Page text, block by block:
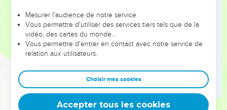
pas dans les tombes des rois.
Voici ceux qui conspirèrent contre lui : Zabad, fils de
Chimeath, (femme) Ammonite, et Yozabad, fils de Chimrith,
(femme) Moabite.
Quant à ses fils, au grand nombre de prophéties contre lui,
et aux réparations faites à la maison de Dieu, cela est écrit
dans le commentaire du livre des rois. Son fils Amatsia régna
à sa place.
Mesurer l'audience de notre service
Vous permettre d'utiliser des services tiers tels que de la
vidéo, des cartes du monde…
Vous permettre d'entrer en contact avec notre service de
relation aux utilisateurs.
Choisir mes cookies
Accepter tous les cookies